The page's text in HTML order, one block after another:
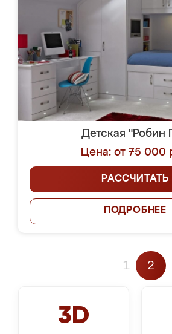
Детская "Робин
Цена: от 75 000
РАССЧИТАТЬ
ПОДРОБНЕЕ
1 2
3D